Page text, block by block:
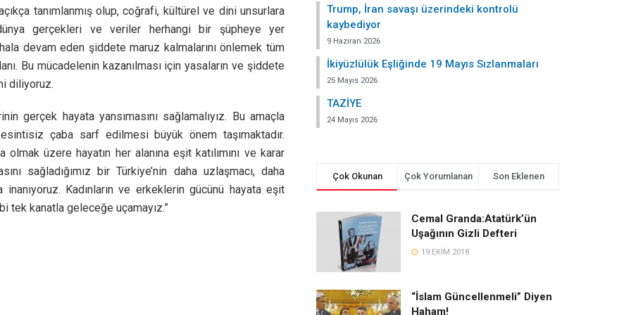
tanımlanmış olup, coğrafi, kültürel ve dini unsurlara
gerçekleri ve veriler herhangi bir şüpheye yer
hala devam eden şiddete maruz kalmalarını önlemek tüm
Bu mücadelenin kazanılması için yasaların ve şiddete
diliyoruz.
gerçek hayata yansımasını sağlamalıyız. Bu amaçla
çaba sarf edilmesi büyük önem taşımaktadır.
üzere hayatın her alanına eşit katılımını ve karar
sağladığımız bir Türkiye’nin daha uzlaşmacı, daha
Kadınların ve erkeklerin gücünü hayata eşit
tek kanatla geleceğe uçamayız.”
Trump, İran savaşı üzerindeki kontrolü
kaybediyor
9 Haziran 2026
İkiyüzlülük Eşliğinde 19 Mayıs Sızlanmaları
25 Mayıs 2026
TAZİYE
24 Mayıs 2026
Çok Okunan Çok Yorumlanan Son Eklenen
Cemal Granda:Atatürk’ün
Uşağının Gizli Defteri
19 EKIM 2018
“İslam Güncellenmeli” Diyen
Haham!